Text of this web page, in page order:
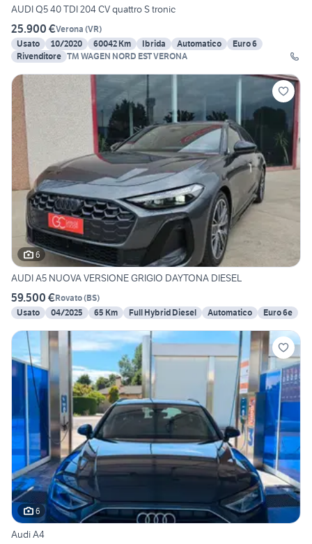
AUDI Q5 40 TDI 204 CV quattro S tronic
25.900 €Verona (VR)
Usato
10/2020 60042 Km Ibrida Automatico
Euro 6
Rivenditore TM WAGEN NORD EST VERONA
6
AUDI A5 NUOVA VERSIONE GRIGIO DAYTONA DIESEL
59.500 €Rovato(BS)
Usato
04/2025 65 Km Full Hybrid Diesel Automatico Euro 6e
6
Audi A4